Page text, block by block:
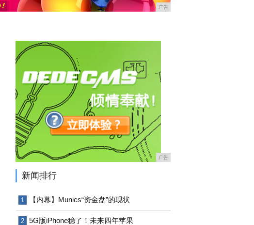
广告
广告
新闻排行
1 【内幕】Munics“资金盘”的现状
2 5G版iPhone稳了！未来四年苹果